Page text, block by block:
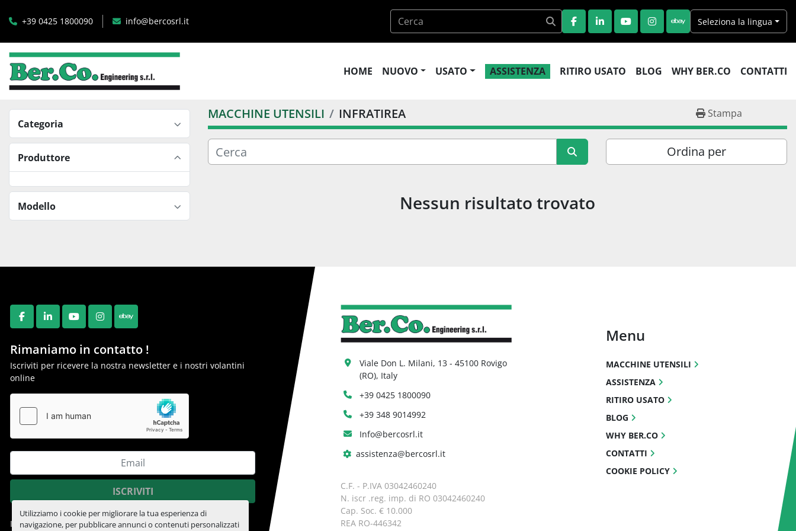
Utilizziamo i cookie per migliorare la tua esperienza di
navigazione, per pubblicare annunci o contenuti personalizzati
+39 0425 1800090 info@bercosrl.it FACEBOOK
LINKEDINYOUTUBEINSTAGRAM
EBAYSeleziona la lingua
HOME NUOVO USATO ASSISTENZA RITIRO USATO BLOG WHY BER.CO CONTATTI
Categoria
Produttore
Modello
MACCHINE UTENSILI INFRATIREA Stampa
Ordina per
Nessun risultato trovato
FACEBOOK
LINKEDINYOUTUBEINSTAGRAM
EBAY
Rimaniamo in contatto !
Iscriviti per ricevere la nostra newsletter e i nostri volantini
online
ISCRIVITI
Informativa sulla privacy
Viale Don L. Milani, 13 - 45100 Rovigo
(RO), Italy
+39 0425 1800090
+39 348 9014992
Info@bercosrl.it
assistenza@bercosrl.it
C.F. - P.IVA 03042460240
N. iscr .reg. imp. di RO 03042460240
Cap. Soc. € 10.000
REA RO-446342
Menu
MACCHINE UTENSILI
ASSISTENZA
RITIRO USATO
BLOG
WHY BER.CO
CONTATTI
COOKIE POLICY